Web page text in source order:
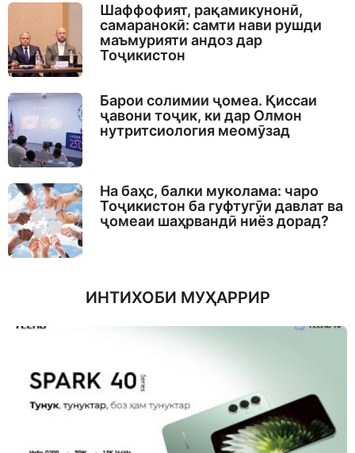
Шаффофият, рақамикунонӣ,
самаранокӣ: самти нави рушди
маъмурияти андоз дар
Тоҷикистон
Барои солимии ҷомеа. Қиссаи
ҷавони тоҷик, ки дар Олмон
нутритсиология меомӯзад
На баҳс, балки муколама: чаро
Тоҷикистон ба гуфтугӯи давлат ва
ҷомеаи шаҳрвандӣ ниёз дорад?
ИНТИХОБИ МУҲАРРИР